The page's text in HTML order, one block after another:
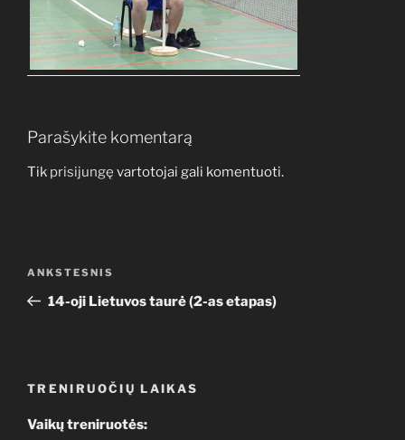
Parašykite komentarą
Tik prisijungę vartotojai gali komentuoti.
įrašų
Ankstesnis
įrašas
ANKSTESNIS
14-oji Lietuvos taurė (2-as etapas)
TRENIRUOČIŲ LAIKAS
Vaikų treniruotės: